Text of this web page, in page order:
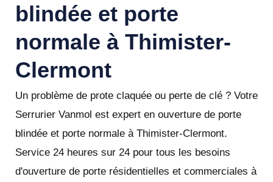
blindée et porte
normale à Thimister-
Clermont
Un problème de prote claquée ou perte de clé ? Votre
Serrurier Vanmol est expert en ouverture de porte
blindée et porte normale à Thimister-Clermont.
Service 24 heures sur 24 pour tous les besoins
d'ouverture de porte résidentielles et commerciales à